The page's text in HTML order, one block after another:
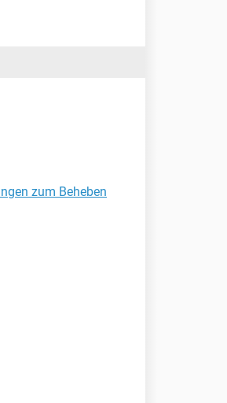
zum Beheben